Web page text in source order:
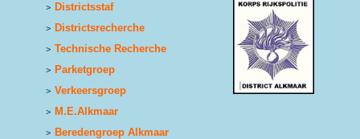
> Districtsstaf
> Districtsrecherche
> Technische Recherche
> Parketgroep
> Verkeersgroep
> M.E.Alkmaar
> Beredengroep Alkmaar